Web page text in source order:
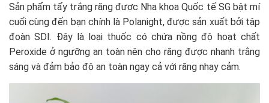
Sản phẩm tẩy trắng răng được Nha khoa Quốc tế SG bật mí
cuối cùng đến bạn chính là Polanight, được sản xuất bởi tập
đoàn SDI. Đây là loại thuốc có chứa nồng độ hoạt chất
Peroxide ở ngưỡng an toàn nên cho răng được nhanh trắng
sáng và đảm bảo độ an toàn ngay cả với răng nhạy cảm.